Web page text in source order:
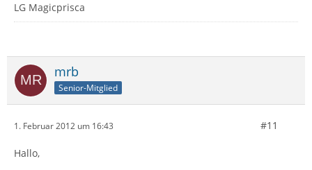
LG Magicprisca
mrb
Senior-Mitglied
1. Februar 2012 um 16:43 #11
Hallo,